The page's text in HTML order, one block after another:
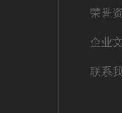
荣誉
企业
联系